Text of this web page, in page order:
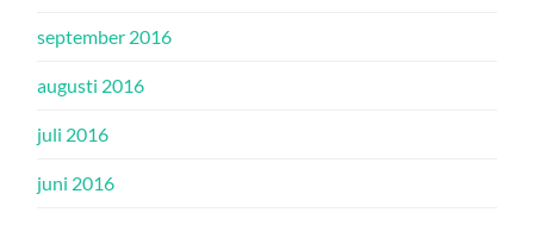
september 2016
augusti 2016
juli 2016
juni 2016